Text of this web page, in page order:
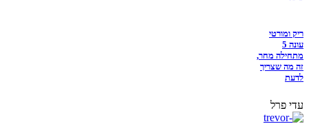
ריק ומורטי
עונה 5
מתחילה מחר,
זה מה שצריך
לדעת
עדי פרל